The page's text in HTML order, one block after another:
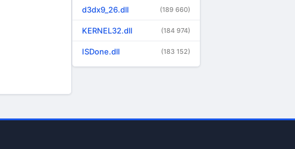
d3dx9_26.dll (189 660)
KERNEL32.dll (184 974)
ISDone.dll (183 152)